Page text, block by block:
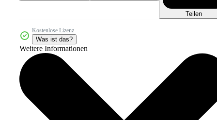
Teilen
Kostenlose Lizenz
Was ist das?
Weitere Informationen